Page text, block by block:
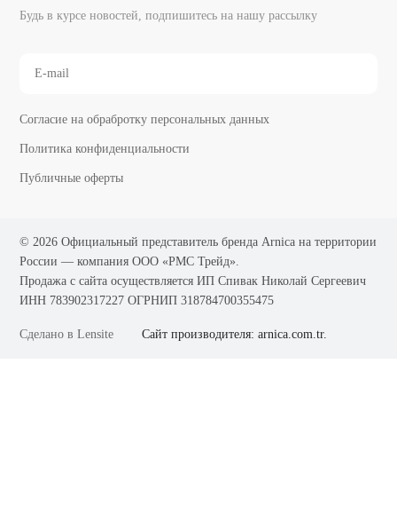
Будь в курсе новостей, подпишитесь на нашу рассылку
Cогласие на обрабротку персональных данных
Политика конфиденциальности
Публичные оферты
© 2026 Официальный представитель бренда Arnica на территории
России — компания OOO «РМС Трейд».
Продажа с сайта осуществляется ИП Спивак Николай Сергеевич
ИНН 783902317227 ОГРНИП 318784700355475
Сделано вLensite Сайт производителя:arnica.com.tr.